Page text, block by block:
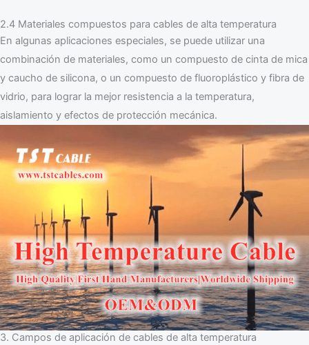
2.4 Materiales compuestos para cables de alta temperatura
En algunas aplicaciones especiales, se puede utilizar una
combinación de materiales, como un compuesto de cinta de mica
y caucho de silicona, o un compuesto de fluoroplástico y fibra de
vidrio, para lograr la mejor resistencia a la temperatura,
aislamiento y efectos de protección mecánica.
3. Campos de aplicación de cables de alta temperatura